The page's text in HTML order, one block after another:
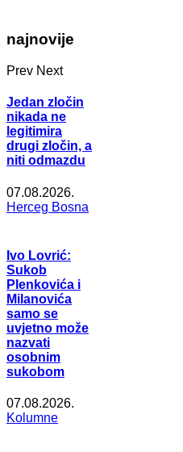
najnovije
Prev Next
Jedan zločin
nikada ne
legitimira
drugi zločin, a
niti odmazdu
07.08.2026.
Herceg Bosna
Ivo Lovrić:
Sukob
Plenkovića i
Milanovića
samo se
uvjetno može
nazvati
osobnim
sukobom
07.08.2026.
Kolumne